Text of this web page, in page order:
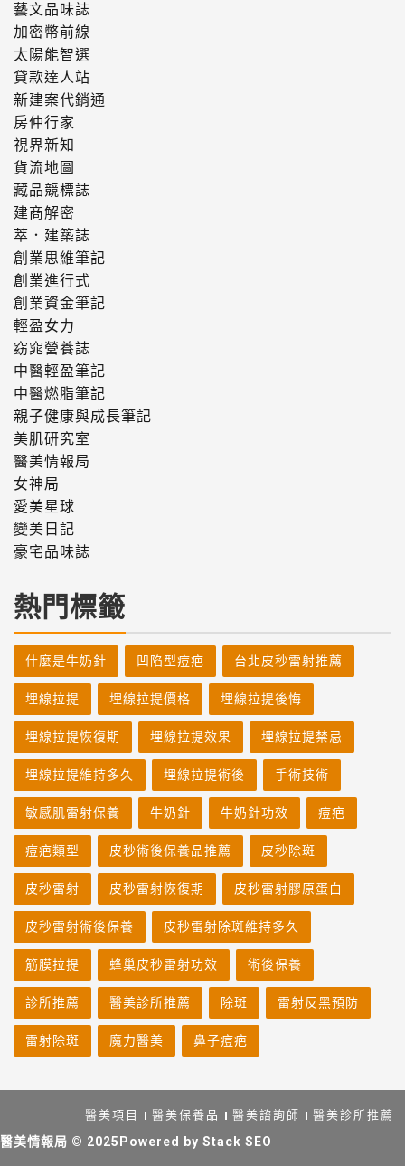
藝文品味誌
加密幣前線
太陽能智選
貸款達人站
新建案代銷通
房仲行家
視界新知
貨流地圖
藏品競標誌
建商解密
萃．建築誌
創業思維筆記
創業進行式
創業資金筆記
輕盈女力
窈窕營養誌
中醫輕盈筆記
中醫燃脂筆記
親子健康與成長筆記
美肌研究室
醫美情報局
女神局
愛美星球
變美日記
豪宅品味誌
熱門標籤
什麼是牛奶針 凹陷型痘疤 台北皮秒雷射推薦
埋線拉提 埋線拉提價格 埋線拉提後悔
埋線拉提恢復期 埋線拉提效果 埋線拉提禁忌
埋線拉提維持多久 埋線拉提術後 手術技術
敏感肌雷射保養 牛奶針 牛奶針功效 痘疤
痘疤類型 皮秒術後保養品推薦 皮秒除斑
皮秒雷射 皮秒雷射恢復期 皮秒雷射膠原蛋白
皮秒雷射術後保養 皮秒雷射除斑維持多久
筋膜拉提 蜂巢皮秒雷射功效 術後保養
診所推薦 醫美診所推薦 除斑 雷射反黑預防
雷射除斑 魔力醫美 鼻子痘疤
醫美情報局 © 2025Powered by Stack SEO
醫美項目 醫美保養品 醫美諮詢師 醫美診所推薦